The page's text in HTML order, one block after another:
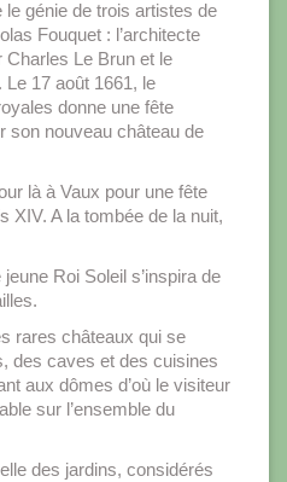
génie de trois artistes de
Fouquet : l’architecte
Charles Le Brun et le
17 août 1661, le
donne une fête
son nouveau château de
là à Vaux pour une fête
XIV. A la tombée de la nuit,
Roi Soleil s’inspira de
rares châteaux qui se
des caves et des cuisines
aux dômes d’où le visiteur
sur l’ensemble du
des jardins, considérés